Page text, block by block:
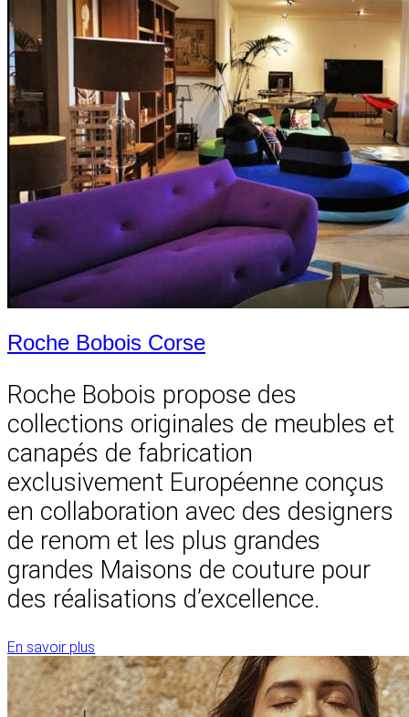
Roche Bobois Corse
Roche Bobois propose des
collections originales de meubles et
canapés de fabrication
exclusivement Européenne conçus
en collaboration avec des designers
de renom et les plus grandes
grandes Maisons de couture pour
des réalisations d’excellence.
En savoir plus